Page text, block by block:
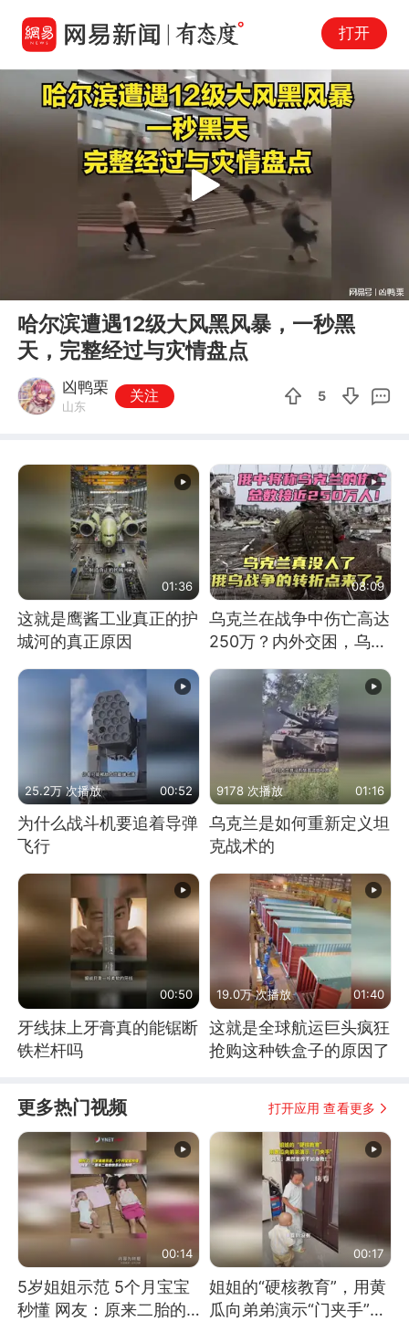
打开
Play
哈尔滨遭遇12级大风黑风暴，一秒黑
天，完整经过与灾情盘点
凶鸭栗
山东
关注 5
01:36
这就是鹰酱工业真正的护
城河的真正原因
08:09
乌克兰在战争中伤亡高达
250万？内外交困，乌克
兰这下真没人了！
25.2万 次播放 00:52
为什么战斗机要追着导弹
飞行
9178 次播放 01:16
乌克兰是如何重新定义坦
克战术的
00:50
牙线抹上牙膏真的能锯断
铁栏杆吗
19.0万 次播放 01:40
这就是全球航运巨头疯狂
抢购这种铁盒子的原因了
更多热门视频 打开应用 查看更多
00:14
5岁姐姐示范 5个月宝宝
秒懂 网友：原来二胎的
00:17
姐姐的“硬核教育”，用黄
瓜向弟弟演示“门夹手”，